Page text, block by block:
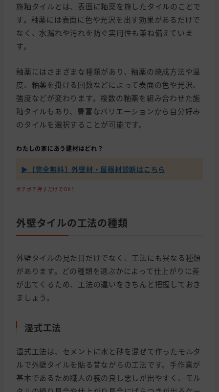
施釉タイルとは、表面に釉薬を施したタイルのことで
す。釉薬には表面に色や光沢を出す効果があるだけで
なく、水漏れや汚れを防ぐ実用性も兼ね備えていま
す。
釉薬にはさまざまな種類があり、釉薬の焼成方法や温
度、釉薬を掛ける回数などによって表面の色や光沢、
強度などが変わります。複数の釉薬を組み合わせた施
釉タイルもあり、豊富なバリエーションから自分好み
のタイルを選択することが可能です。
わたしの家にあう建材はどれ？
▶【完全無料】外壁材・屋根材診断はこちら
ポチポチ押すだけでOK！
外壁タイルの工法の種類
外壁タイルの見た目だけでなく、工法にも異なる種類
があります。どの種類を選ぶかによって仕上がりに差
が出てくるため、工法の違いをきちんと把握しておき
ましょう。
湿式工法
湿式工法は、セメントに水と砂を混ぜて作ったモルタ
ルで外壁タイルを貼る昔ながらの工法です。手作業が
基本であるため職人の腕の良し悪しが出やすく、モル